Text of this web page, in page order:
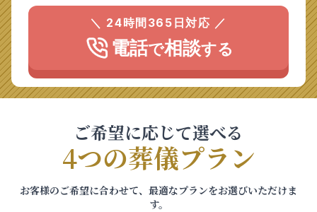
＼ 24時間365日対応 ／
電話で相談する
ご希望に応じて選べる
4つの葬儀プラン
お客様のご希望に合わせて、最適なプランをお選びいただけま
す。